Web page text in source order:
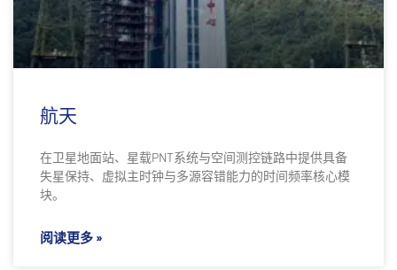
航天
在卫星地面站、星载PNT系统与空间测控链路中提供具备
失星保持、虚拟主时钟与多源容错能力的时间频率核心模
块。
阅读更多 »